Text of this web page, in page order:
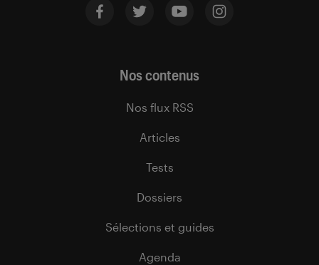
Nos contenus
Nos flux RSS
Articles
Tests
Dossiers
Sélections et guides
Agenda